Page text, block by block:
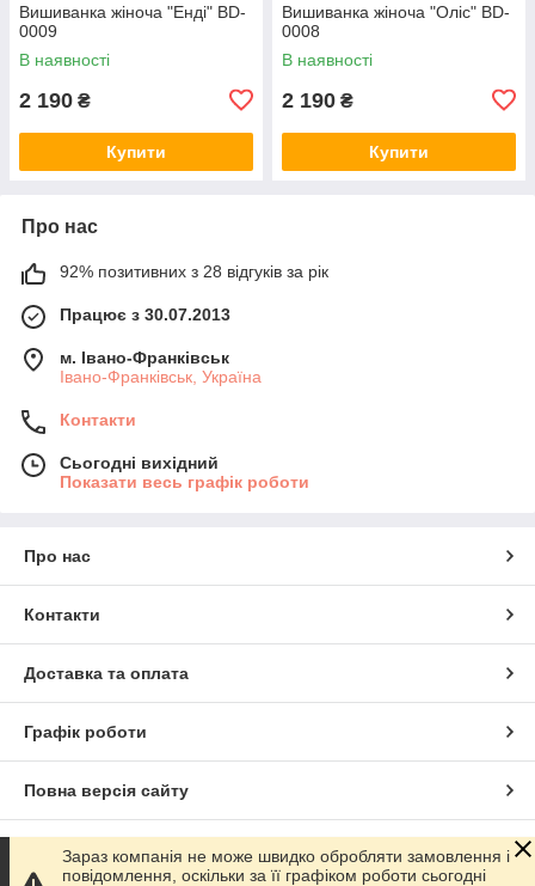
Вишиванка жіноча "Енді" BD-
0009
В наявності
2 190 ₴
Купити
Вишиванка жіноча "Оліс" BD-
0008
В наявності
2 190 ₴
Купити
Про нас
92% позитивних з 28 відгуків за рік
Працює з 30.07.2013
м. Івано-Франківськ
Івано-Франківськ, Україна
Контакти
Сьогодні вихідний
Показати весь графік роботи
Про нас
Контакти
Доставка та оплата
Графік роботи
Повна версія сайту
Сайт створено на маркетплейсі Prom.ua
Зараз компанія не може швидко обробляти замовлення і
повідомлення, оскільки за її графіком роботи сьогодні